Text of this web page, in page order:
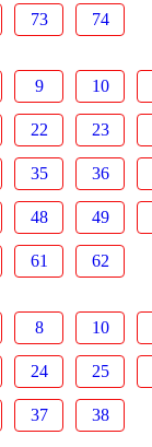
73 74
9 10
22 23
35 36
48 49
61 62
8 10
24 25
37 38